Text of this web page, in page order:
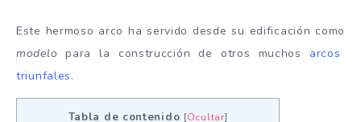
Este hermoso arco ha servido desde su edificación como
modelo para la construcción de otros muchos arcos
triunfales.
Tabla de contenido [Ocultar]